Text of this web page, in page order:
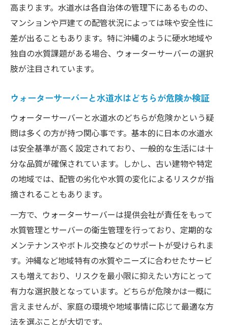
高まります。水道水は各自治体の管理下にあるものの、
マンションや戸建ての配管状況によっては味や安全性に
差が出ることもあります。特に沖縄のように硬水地域や
独自の水質課題がある場合、ウォーターサーバーの選択
肢が注目されています。
ウォーターサーバーと水道水はどちらが危険か検証
ウォーターサーバーと水道水のどちらが危険かという疑
問は多くの方が持つ関心事です。基本的に日本の水道水
は安全基準が高く設定されており、一般的な生活には十
分な品質が確保されています。しかし、古い建物や特定
の地域では、配管の劣化や水質の変化によるリスクが指
摘されることもあります。
一方で、ウォーターサーバーは提供会社が責任をもって
水質管理とサーバーの衛生管理を行っており、定期的な
メンテナンスやボトル交換などのサポートが受けられま
す。沖縄など地域特有の水質やニーズに合わせたサービ
スも増えており、リスクを最小限に抑えたい方にとって
有力な選択肢となっています。どちらが危険かは一概に
言えませんが、家庭の環境や地域事情に応じて最適な方
法を選ぶことが大切です。